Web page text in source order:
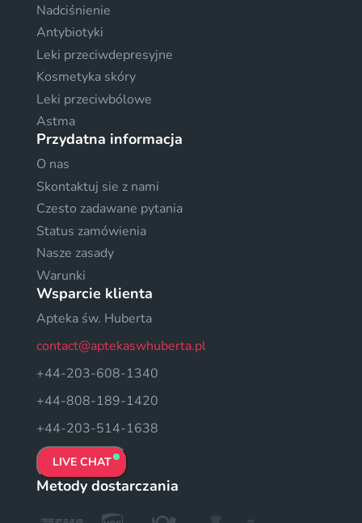
Nadciśnienie
Antybiotyki
Leki przeciwdepresyjne
Kosmetyka skóry
Leki przeciwbólowe
Astma
Przydatna informacja
O nas
Skontaktuj sie z nami
Czesto zadawane pytania
Status zamówienia
Nasze zasady
Warunki
Wsparcie klienta
Apteka św. Huberta
contact@aptekaswhuberta.pl
+44-203-608-1340
+44-808-189-1420
+44-203-514-1638
LIVE CHAT
Metody dostarczania